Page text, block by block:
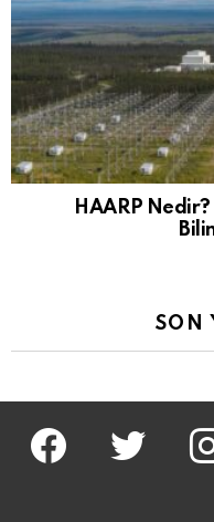
HAARP
SON
facebook twitter